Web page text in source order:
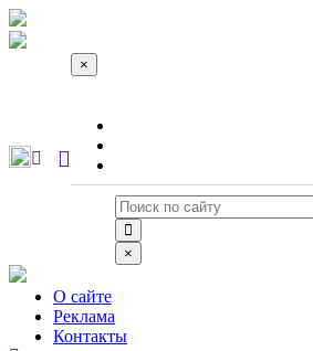
×
×
О сайте
Реклама
Контакты